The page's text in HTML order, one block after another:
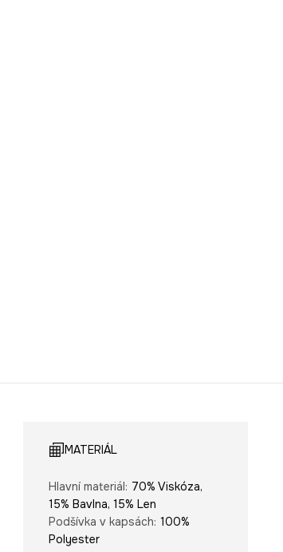
MATERIÁL
Hlavní materiál: 70% Viskóza,
15% Bavlna, 15% Len
Podšívka v kapsách: 100%
Polyester